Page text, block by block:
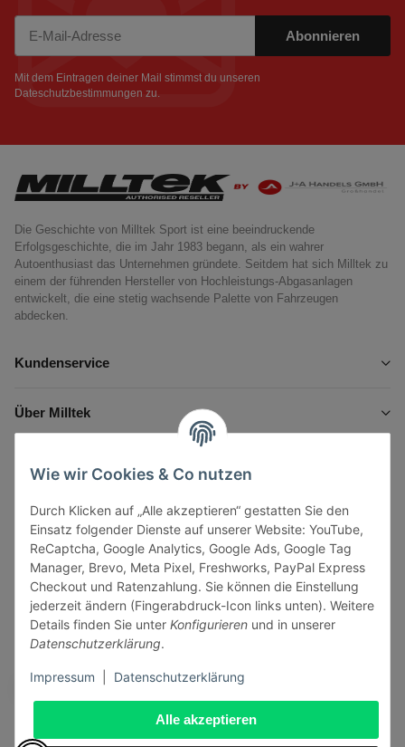
Alle akzeptieren
Wie wir Cookies & Co nutzen
Durch Klicken auf „Alle akzeptieren“ gestatten Sie den
Einsatz folgender Dienste auf unserer Website: YouTube,
ReCaptcha, Google Analytics, Google Ads, Google Tag
Manager, Brevo, Meta Pixel, Freshworks, PayPal Express
Checkout und Ratenzahlung. Sie können die Einstellung
jederzeit ändern (Fingerabdruck-Icon links unten). Weitere
Details finden Sie unter Konfigurieren und in unserer
Datenschutzerklärung.
Impressum Datenschutzerklärung
Abonnieren
Mit dem Eintragen deiner Mail stimmst du unseren
Dateschutzbestimmungen zu.
Die Geschichte von Milltek Sport ist eine beeindruckende
Erfolgsgeschichte, die im Jahr 1983 begann, als ein wahrer
Autoenthusiast das Unternehmen gründete. Seitdem hat sich Milltek zu
einem der führenden Hersteller von Hochleistungs-Abgasanlagen
entwickelt, die eine stetig wachsende Palette von Fahrzeugen
abdecken.
Kundenservice
Über Milltek
Gesetzliche Informationen
Vertrag widerrufen
Sicher bezahlen via: